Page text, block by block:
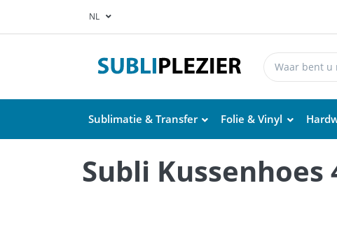
NL
Sublimatie & Transfer Folie & Vinyl
Subli